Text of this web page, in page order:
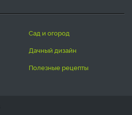
сад и огород
дачный дизайн
полезные рецепты